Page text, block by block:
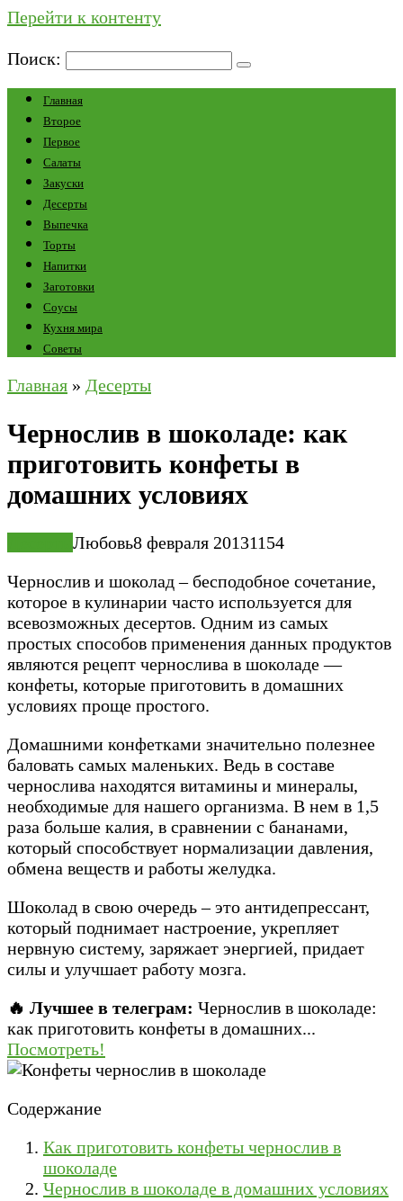
Перейти к контенту
Поиск:
Главная
Второе
Первое
Салаты
Закуски
Десерты
Выпечка
Торты
Напитки
Заготовки
Соусы
Кухня мира
Советы
Главная » Десерты
Чернослив в шоколаде: как
приготовить конфеты в
домашних условиях
Любовь8 февраля 20131154
Чернослив и шоколад – бесподобное сочетание,
которое в кулинарии часто используется для
всевозможных десертов. Одним из самых
простых способов применения данных продуктов
являются рецепт чернослива в шоколаде —
конфеты, которые приготовить в домашних
условиях проще простого.
Домашними конфетками значительно полезнее
баловать самых маленьких. Ведь в составе
чернослива находятся витамины и минералы,
необходимые для нашего организма. В нем в 1,5
раза больше калия, в сравнении с бананами,
который способствует нормализации давления,
обмена веществ и работы желудка.
Шоколад в свою очередь – это антидепрессант,
который поднимает настроение, укрепляет
нервную систему, заряжает энергией, придает
силы и улучшает работу мозга.
🔥 Лучшее в телеграм: Чернослив в шоколаде:
как приготовить конфеты в домашних...
Посмотреть!
Содержание
Как приготовить конфеты чернослив в
шоколаде
Чернослив в шоколаде в домашних условиях